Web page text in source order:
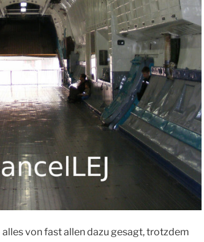
von fast allen dazu gesagt, trotzdem